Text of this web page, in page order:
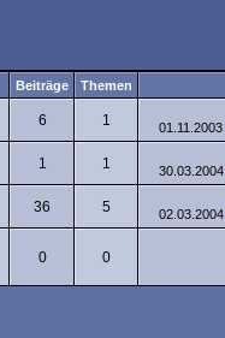
Beiträge Themen
6 1 01.11.2003
1 1 30.03.2004
36 5 02.03.2004
0 0